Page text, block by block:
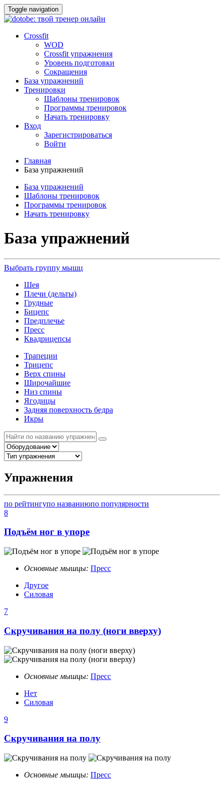
Toggle navigation
Crossfit
WOD
Crossfit упражнения
Уровень подготовки
Сокращения
База упражнений
Тренировки
Шаблоны тренировок
Программы тренировок
Начать тренировку
Вход
Зарегистрироваться
Войти
Главная
База упражнений
База упражнений
Шаблоны тренировок
Программы тренировок
Начать тренировку
База упражнений
Выбрать группу мышц
Шея
Плечи (дельты)
Грудные
Бицепс
Предплечье
Пресс
Квадрицепсы
Трапеции
Трицепс
Верх спины
Широчайшие
Низ спины
Ягодицы
Задняя поверхность бедра
Икры
Упражнения
по рейтингупо названиюпо популярности
8
Подъём ног в упоре
Основные мышцы: Пресс
Другое
Силовая
7
Скручивания на полу (ноги вверху)
Основные мышцы: Пресс
Нет
Силовая
9
Скручивания на полу
Основные мышцы: Пресс